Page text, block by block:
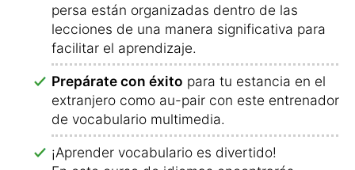
persa están organizadas dentro de las
lecciones de una manera significativa para
facilitar el aprendizaje.
Prepárate con éxito para tu estancia en el
extranjero como au-pair con este entrenador
de vocabulario multimedia.
¡Aprender vocabulario es divertido!